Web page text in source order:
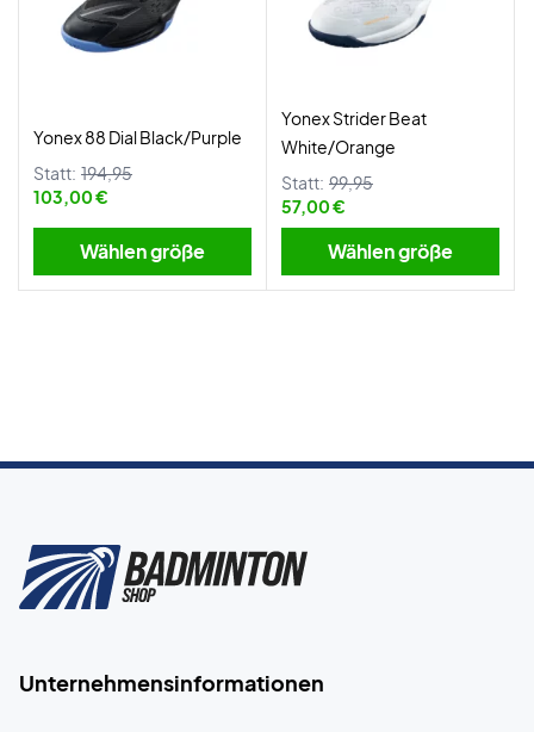
Yonex 88 Dial Black/Purple
Statt: 194,95
103,00 €
Wählen größe
Yonex Strider Beat
White/Orange
Statt: 99,95
57,00 €
Wählen größe
Unternehmensinformationen